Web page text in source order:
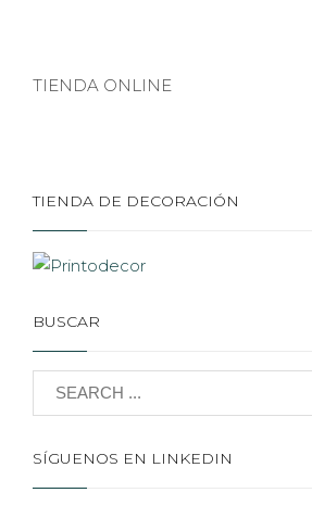
TIENDA ONLINE
TIENDA DE DECORACIÓN
BUSCAR
SÍGUENOS EN LINKEDIN